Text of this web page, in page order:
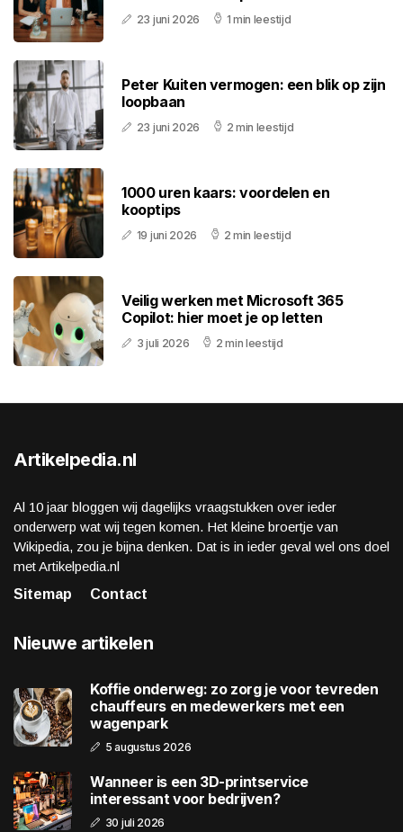
23 juni 2026 1 min leestijd
Peter Kuiten vermogen: een blik op zijn
loopbaan
23 juni 2026 2 min leestijd
1000 uren kaars: voordelen en
kooptips
19 juni 2026 2 min leestijd
Veilig werken met Microsoft 365
Copilot: hier moet je op letten
3 juli 2026 2 min leestijd
Artikelpedia.nl
Al 10 jaar bloggen wij dagelijks vraagstukken over ieder
onderwerp wat wij tegen komen. Het kleine broertje van
Wikipedia, zou je bijna denken. Dat is in ieder geval wel ons doel
met Artikelpedia.nl
Sitemap
Contact
Nieuwe artikelen
Koffie onderweg: zo zorg je voor tevreden
chauffeurs en medewerkers met een
wagenpark
5 augustus 2026
Wanneer is een 3D-printservice
interessant voor bedrijven?
30 juli 2026